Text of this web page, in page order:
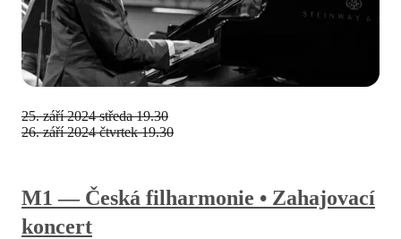
M1 — Česká filharmonie • Zahajovací
koncert
25. září 2024 středa 19.30
26. září 2024 čtvrtek 19.30